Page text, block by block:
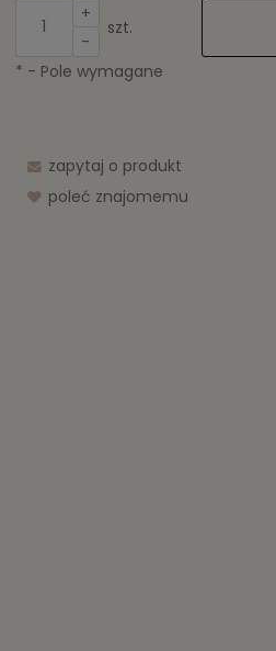
+
-
szt.
* - Pole wymagane
zapytaj o produkt
poleć znajomemu